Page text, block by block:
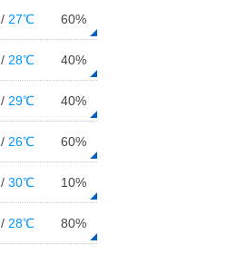
/ 27℃ 60%
/ 28℃ 40%
/ 29℃ 40%
/ 26℃ 60%
/30℃ 10%
/ 28℃ 80%